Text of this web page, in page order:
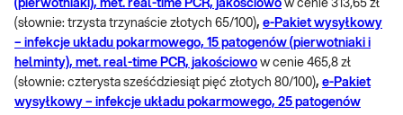
(pierwotniaki), met. real-time PCR, jakościowo w cenie 313,65 zł
(słownie: trzysta trzynaście złotych 65/100), e-Pakiet wysyłkowy
– infekcje układu pokarmowego, 15 patogenów (pierwotniaki i
helminty), met. real-time PCR, jakościowo w cenie 465,8 zł
(słownie: czterysta sześćdziesiąt pięć złotych 80/100), e-Pakiet
wysyłkowy – infekcje układu pokarmowego, 25 patogenów